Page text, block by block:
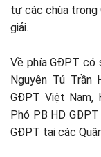
tự các chùa trong
giải.
Về phía GĐPT có
Nguyên Tú Trần
GĐPT Việt Nam,
Phó PB HD
GĐPT tại các